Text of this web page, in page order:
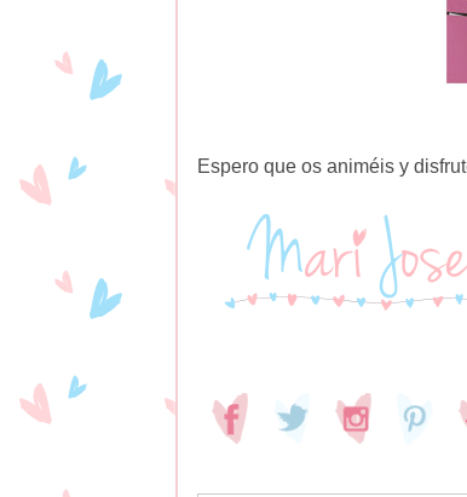
Espero que os animéis y